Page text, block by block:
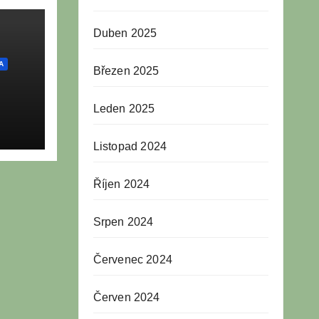
v
Duben 2025
Březen 2025
Leden 2025
Listopad 2024
Říjen 2024
Srpen 2024
Červenec 2024
Červen 2024